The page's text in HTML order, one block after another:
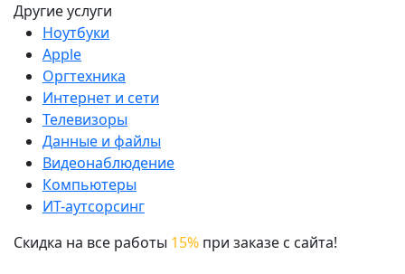
Другие услуги
Ноутбуки
Apple
Оргтехника
Интернет и сети
Телевизоры
Данные и файлы
Видеонаблюдение
Компьютеры
ИТ-аутсорсинг
Скидка на все работы 15% при заказе с сайта!